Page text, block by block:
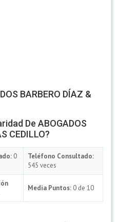
BARBERO DÍAZ &
De ABOGADOS
CEDILLO?
0
Teléfono Consultado:
545 veces
Media Puntos: 0 de 10